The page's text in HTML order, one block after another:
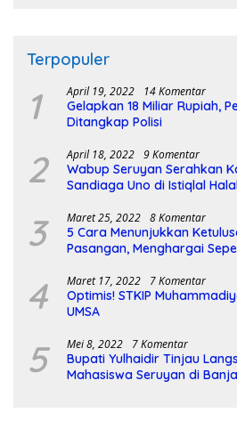
Terpopuler
1 April 19, 2022 14 Komentar
Gelapkan 18 Miliar Rupiah,
Ditangkap Polisi
2 April 18, 2022 9 Komentar
Wabup Seruyan Serahkan
Sandiaga Uno di Istiqlal
3 Maret 25, 2022 8 Komentar
5 Cara Menunjukkan
Pasangan, Menghargai
4 Maret 17, 2022 7 Komentar
Optimis! STKIP
UMSA
5 Mei 8, 2022 7 Komentar
Bupati Yulhaidir Tinjau
Mahasiswa Seruyan di